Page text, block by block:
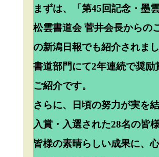
まずは、「第45回記念・墨
松雲書道会 菅井会長からの
の新潟日報でも紹介されま
書道部門にて2年連続で奨
ご紹介です。
さらに、日頃の努力が実を
入賞・入選された28名の皆
皆様の素晴らしい成果に、